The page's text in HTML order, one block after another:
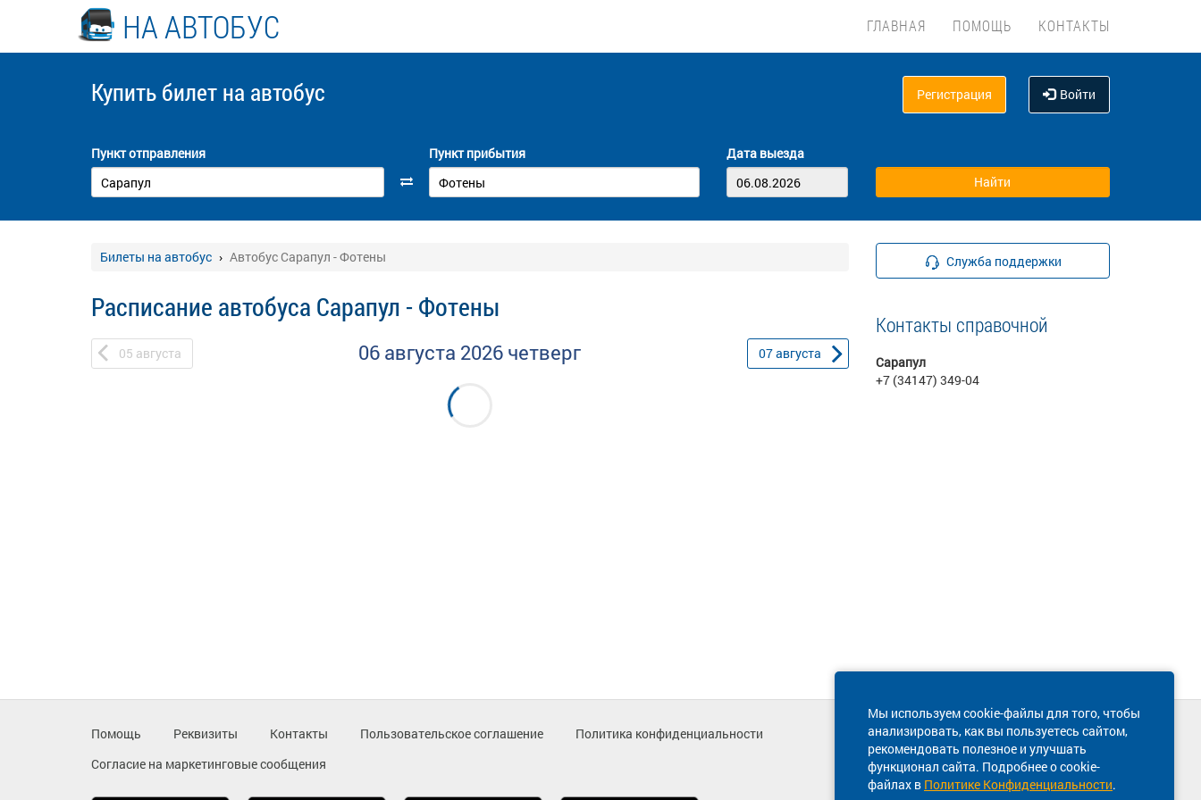
НА АВТОБУС ГЛАВНАЯ ПОМОЩЬ КОНТАКТЫ
Купить билет на автобус Регистрация Войти
Пункт отправления Пункт прибытия Дата выезда
Билеты на автобус Автобус Сарапул - Фотены
Расписание автобуса Сарапул - Фотены
05 августа 06 августа 2026 четверг 07августа
Служба поддержки
Контакты справочной
Сарапул
+7 (34147) 349-04
Мы используем cookie-файлы для того, чтобы
анализировать, как вы пользуетесь сайтом,
рекомендовать полезное и улучшать
функционал сайта. Подробнее о cookie-
файлах в Политике Конфиденциальности.
Помощь Реквизиты Контакты Пользовательское соглашение
Политика конфиденциальности
Согласие на маркетинговые сообщения
Техническая поддержка сайта
8 800 600-03-38